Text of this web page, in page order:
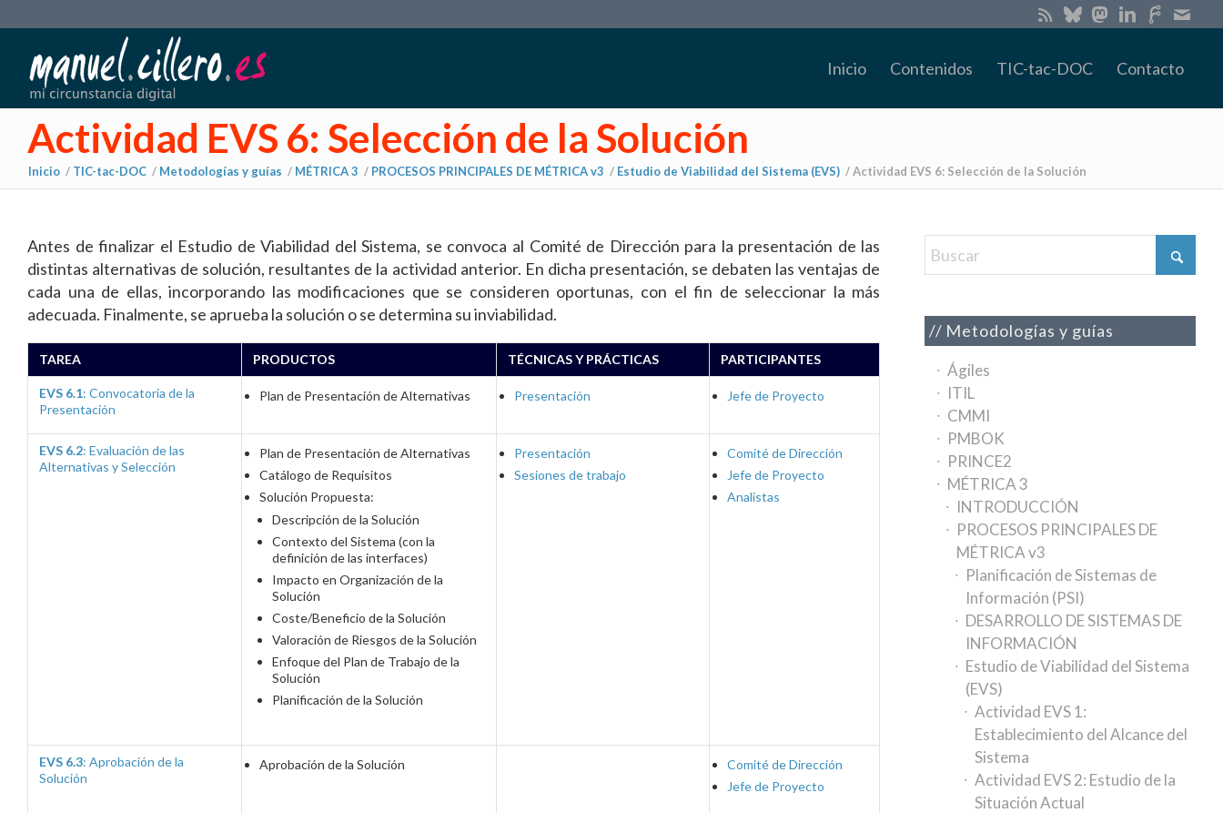
Inicio Contenidos TIC-tac-DOC Contacto
Actividad EVS 6: Selección de la Solución
Inicio / TIC-tac-DOC / Metodologías y guías / MÉTRICA 3 / PROCESOS PRINCIPALES DE MÉTRICA v3 / Estudio de Viabilidad del Sistema (EVS) /Actividad EVS 6: Selección de la Solución
Antes de finalizar el Estudio de Viabilidad del Sistema, se convoca al Comité de Dirección para la presentación de las
distintas alternativas de solución, resultantes de la actividad anterior. En dicha presentación, se debaten las ventajas de
cada una de ellas, incorporando las modificaciones que se consideren oportunas, con el fin de seleccionar la más
adecuada. Finalmente, se aprueba la solución o se determina su inviabilidad.
TAREA PRODUCTOS TÉCNICAS Y PRÁCTICAS PARTICIPANTES
EVS 6.1: Convocatoria de la
Presentación
Plan de Presentación de Alternativas Presentación Jefe de Proyecto
EVS 6.2: Evaluación de las
Alternativas y Selección
Plan de Presentación de Alternativas
Catálogo de Requisitos
Solución Propuesta:
Descripción de la Solución
Contexto del Sistema (con la
definición de las interfaces)
Impacto en Organización de la
Solución
Coste/Beneficio de la Solución
Valoración de Riesgos de la Solución
Enfoque del Plan de Trabajo de la
Solución
Planificación de la Solución
Presentación
Sesiones de trabajo
Comité de Dirección
Jefe de Proyecto
Analistas
EVS 6.3: Aprobación de la
Solución
Aprobación de la Solución
Comité de Dirección
Jefe de Proyecto
Metodologías y guías
Ágiles
ITIL
CMMI
PMBOK
PRINCE2
MÉTRICA 3
INTRODUCCIÓN
PROCESOS PRINCIPALES DE
MÉTRICA v3
Planificación de Sistemas de
Información (PSI)
DESARROLLO DE SISTEMAS DE
INFORMACIÓN
Estudio de Viabilidad del Sistema
(EVS)
Actividad EVS 1:
Establecimiento del Alcance del
Sistema
Actividad EVS 2: Estudio de la
Situación Actual